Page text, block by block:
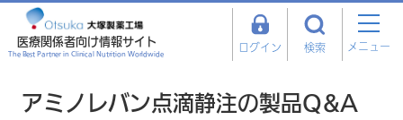
医療関係者向け情報サイト
The Best Partner in Clinical Nutrition Worldwide ログイン 検索 メニュー
アミノレバン点滴静注の製品Q&A